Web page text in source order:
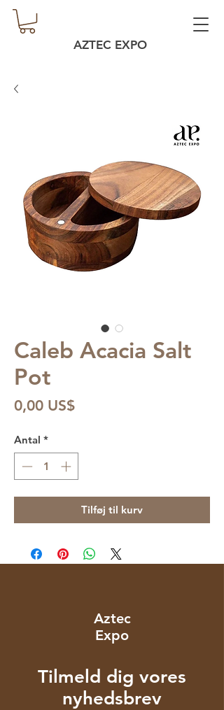
AZTEC EXPO
Caleb Acacia Salt
Pot
0,00 US$Pris
Antal *
Tilføj til kurv
Aztec
Expo
Tilmeld dig vores
nyhedsbrev